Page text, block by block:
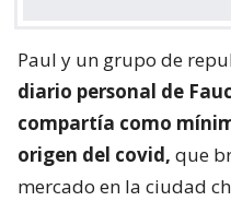
Paul y un grupo de
diario personal de
compartía como
origen del covid, que
mercado en la ciudad